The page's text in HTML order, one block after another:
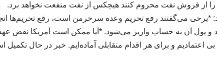
را از فروش نفت محروم کنند هیچکس از نفت منفعت نخواهد
*برخی می‌گفتند رفع تحریم وعده سرخرمن است، رفع تحریم‌ها
و پول آن به حساب واریز می‌شود. *آیا ممکن است آمریکا نقض
اعتمادیم و برای هر اقدام متقابلی آماده‌ایم. خبر در حال تکمیل